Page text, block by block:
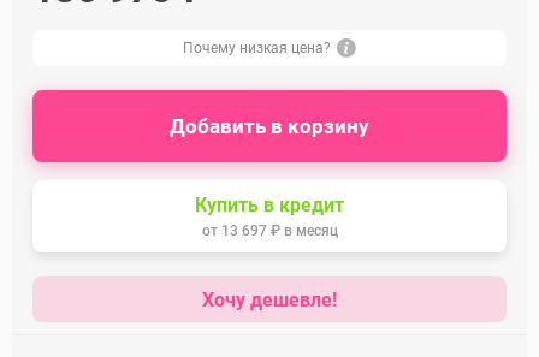
Почему низкая цена?
Добавить в корзину
Купить в кредит
от 13 697 ₽в месяц
Хочу дешевле!